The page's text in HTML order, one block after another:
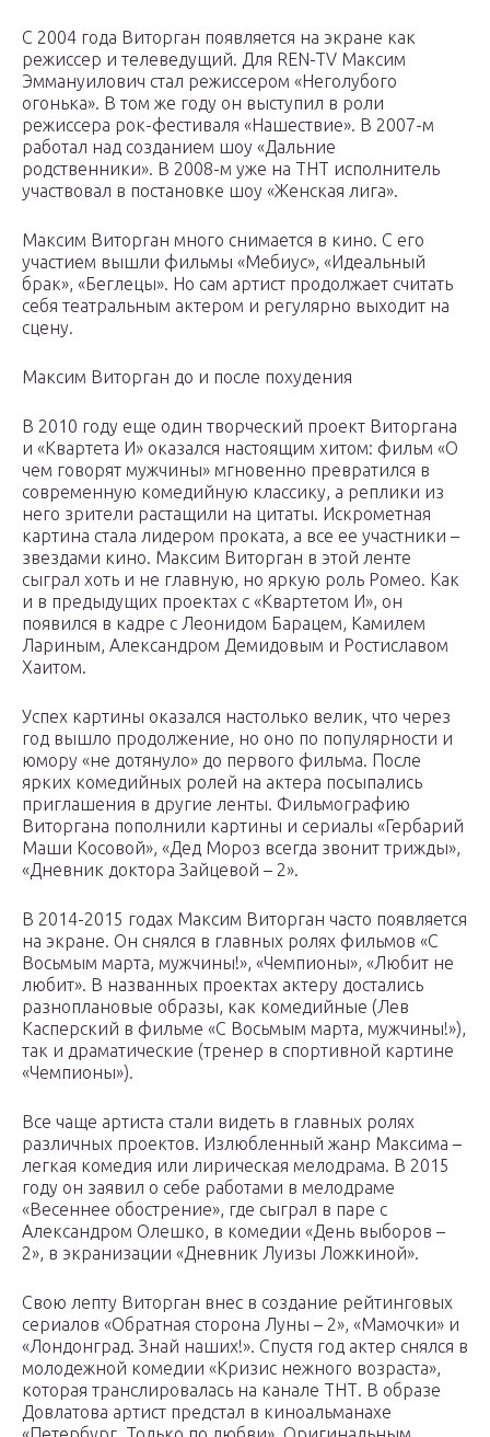
С 2004 года Виторган появляется на экране как
режиссер и телеведущий. Для REN-TV Максим
Эммануилович стал режиссером «Неголубого
огонька». В том же году он выступил в роли
режиссера рок-фестиваля «Нашествие». В 2007-м
работал над созданием шоу «Дальние
родственники». В 2008-м уже на ТНТ исполнитель
участвовал в постановке шоу «Женская лига».
Максим Виторган много снимается в кино. С его
участием вышли фильмы «Мебиус», «Идеальный
брак», «Беглецы». Но сам артист продолжает считать
себя театральным актером и регулярно выходит на
сцену.
Максим Виторган до и после похудения
В 2010 году еще один творческий проект Виторгана
и «Квартета И» оказался настоящим хитом: фильм «О
чем говорят мужчины» мгновенно превратился в
современную комедийную классику, а реплики из
него зрители растащили на цитаты. Искрометная
картина стала лидером проката, а все ее участники –
звездами кино. Максим Виторган в этой ленте
сыграл хоть и не главную, но яркую роль Ромео. Как
и в предыдущих проектах с «Квартетом И», он
появился в кадре с Леонидом Барацем, Камилем
Лариным, Александром Демидовым и Ростиславом
Хаитом.
Успех картины оказался настолько велик, что через
год вышло продолжение, но оно по популярности и
юмору «не дотянуло» до первого фильма. После
ярких комедийных ролей на актера посыпались
приглашения в другие ленты. Фильмографию
Виторгана пополнили картины и сериалы «Гербарий
Маши Косовой», «Дед Мороз всегда звонит трижды»,
«Дневник доктора Зайцевой – 2».
В 2014-2015 годах Максим Виторган часто появляется
на экране. Он снялся в главных ролях фильмов «С
Восьмым марта, мужчины!», «Чемпионы», «Любит не
любит». В названных проектах актеру достались
разноплановые образы, как комедийные (Лев
Касперский в фильме «С Восьмым марта, мужчины!»),
так и драматические (тренер в спортивной картине
«Чемпионы»).
Все чаще артиста стали видеть в главных ролях
различных проектов. Излюбленный жанр Максима –
легкая комедия или лирическая мелодрама. В 2015
году он заявил о себе работами в мелодраме
«Весеннее обострение», где сыграл в паре с
Александром Олешко, в комедии «День выборов –
2», в экранизации «Дневник Луизы Ложкиной».
Свою лепту Виторган внес в создание рейтинговых
сериалов «Обратная сторона Луны – 2», «Мамочки» и
«Лондонград. Знай наших!». Спустя год актер снялся в
молодежной комедии «Кризис нежного возраста»,
которая транслировалась на канале ТНТ. В образе
Довлатова артист предстал в киноальманахе